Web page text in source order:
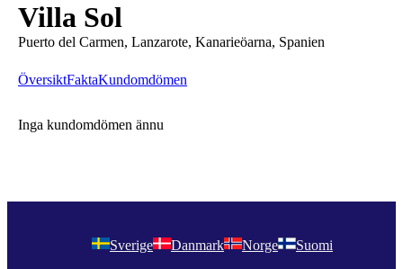
Villa Sol
Puerto del Carmen, Lanzarote, Kanarieöarna, Spanien
ÖversiktFaktaKundomdömen
Inga kundomdömen ännu
Sverige Danmark Norge Suomi